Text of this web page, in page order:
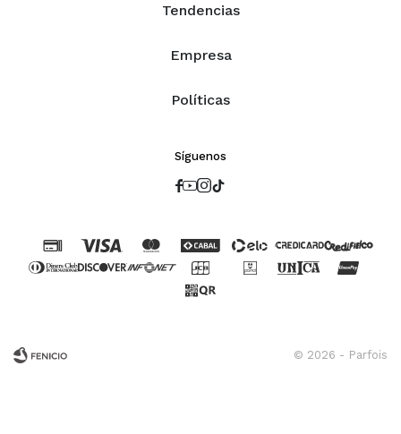
Tendencias
Empresa
Políticas
Síguenos

© 2026 - Parfois